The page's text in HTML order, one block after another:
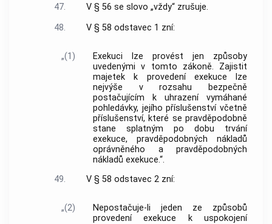
47.
V § 56 se slovo „vždy“ zrušuje.
48.
V § 58 odstavec 1 zní:
„(1)
Exekuci lze provést jen způsoby
uvedenými v tomto zákoně. Zajistit
majetek k provedení exekuce lze
nejvýše v rozsahu bezpečně
postačujícím k uhrazení vymáhané
pohledávky, jejího příslušenství včetně
příslušenství, které se pravděpodobně
stane splatným po dobu trvání
exekuce, pravděpodobných nákladů
oprávněného a pravděpodobných
nákladů exekuce.“.
49.
V § 58 odstavec 2 zní:
„(2)
Nepostačuje-li jeden ze způsobů
provedení exekuce k uspokojení